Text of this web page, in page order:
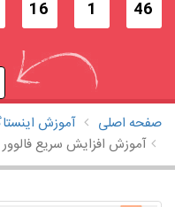
46
1
16
صفحه اصلی
آموزش
آموزش افزایش سریع فالوور